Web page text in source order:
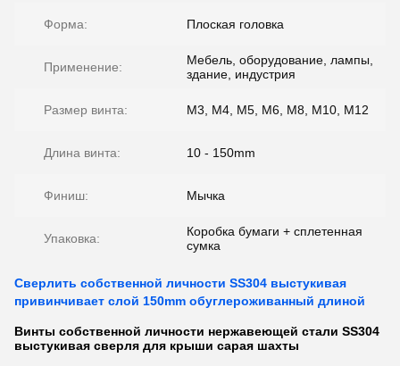
Форма: Плоская головка
Применение:
Мебель, оборудование, лампы,
здание, индустрия
Размер винта: M3, M4, M5, M6, M8, M10, M12
Длина винта: 10 - 150mm
Финиш: Мычка
Упаковка:
Коробка бумаги + сплетенная
сумка
Сверлить собственной личности SS304 выстукивая
привинчивает слой 150mm обуглероживанный длиной
Винты собственной личности нержавеющей стали SS304
выстукивая сверля для крыши сарая шахты